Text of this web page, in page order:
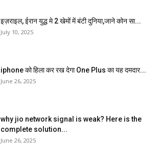
इज़राइल, ईरान युद्ध मे 2 खेमों में बंटी दुनिया,जाने कोन सा...
July 10, 2025
iphone को हिला कर रख देगा One Plus का यह दमदार...
June 26, 2025
why jio network signal is weak? Here is the
complete solution...
June 26, 2025